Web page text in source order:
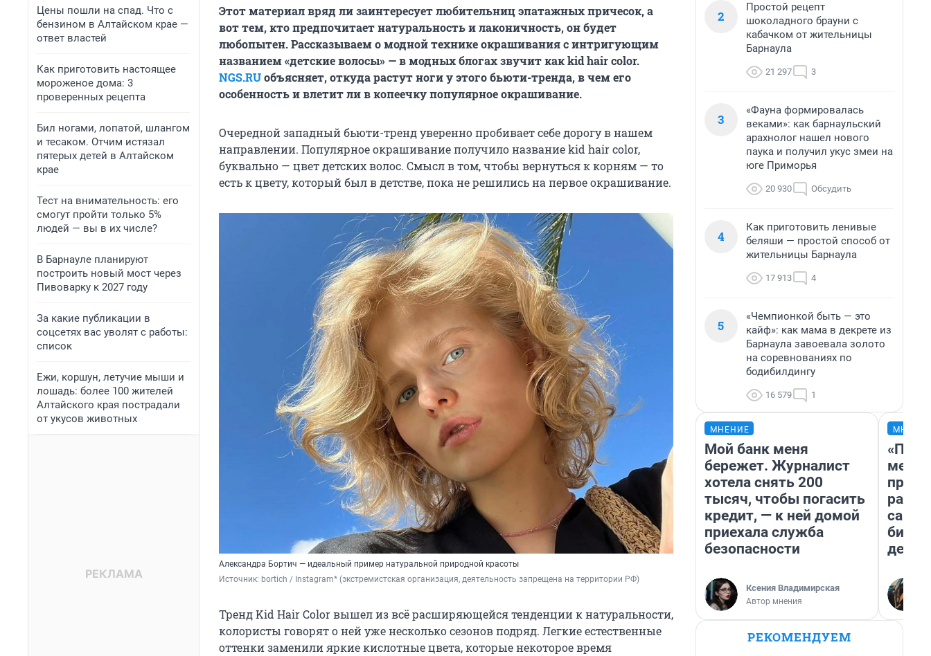
Цены пошли на спад. Что с
бензином в Алтайском крае —
ответ властей
Как приготовить настоящее
мороженое дома: 3
проверенных рецепта
Бил ногами, лопатой, шлангом
и тесаком. Отчим истязал
пятерых детей в Алтайском
крае
Тест на внимательность: его
смогут пройти только 5%
людей — вы в их числе?
В Барнауле планируют
построить новый мост через
Пивоварку к 2027 году
За какие публикации в
соцсетях вас уволят с работы:
список
Ежи, коршун, летучие мыши и
лошадь: более 100 жителей
Алтайского края пострадали
от укусов животных
Этот материал вряд ли заинтересует любительниц эпатажных причесок, а
вот тем, кто предпочитает натуральность и лаконичность, он будет
любопытен. Рассказываем о модной технике окрашивания с интригующим
названием «детские волосы» — в модных блогах звучит как kid hair color.
NGS.RUобъясняет, откуда растут ноги у этого бьюти-тренда, в чем его
особенность и влетит ли в копеечку популярное окрашивание.
Очередной западный бьюти-тренд уверенно пробивает себе дорогу в нашем
направлении. Популярное окрашивание получило название kid hair color,
буквально — цвет детских волос. Смысл в том, чтобы вернуться к корням — то
есть к цвету, который был в детстве, пока не решились на первое окрашивание.
Александра Бортич — идеальный пример натуральной природной красоты
Источник: bortich / Instagram* (экстремистская организация, деятельность запрещена на территории РФ)
Тренд Kid Hair Color вышел из всё расширяющейся тенденции к натуральности,
колористы говорят о ней уже несколько сезонов подряд. Легкие естественные
оттенки заменили яркие кислотные цвета, которые некоторое время
2
Простой рецепт
шоколадного брауни с
кабачком от жительницы
Барнаула
21 297 3
3
«Фауна формировалась
веками»: как барнаульский
арахнолог нашел нового
паука и получил укус змеи на
юге Приморья
20 930 Обсудить
4
Как приготовить ленивые
беляши — простой способ от
жительницы Барнаула
17 913 4
5
«Чемпионкой быть — это
кайф»: как мама в декрете из
Барнаула завоевала золото
на соревнованиях по
бодибилдингу
16 579 1
МНЕНИЕ
Мой банк меня
бережет. Журналист
хотела снять 200
тысяч, чтобы погасить
кредит, — к ней домой
приехала служба
безопасности
Ксения Владимирская
Автор мнения
РЕКОМЕНДУЕМ